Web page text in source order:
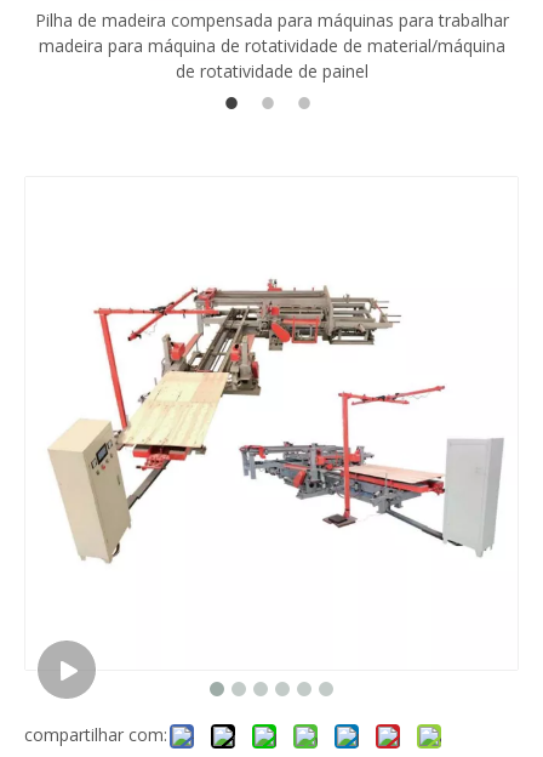
Pilha de madeira compensada para máquinas para trabalhar
madeira para máquina de rotatividade de material/máquina
de rotatividade de painel
compartilhar com: